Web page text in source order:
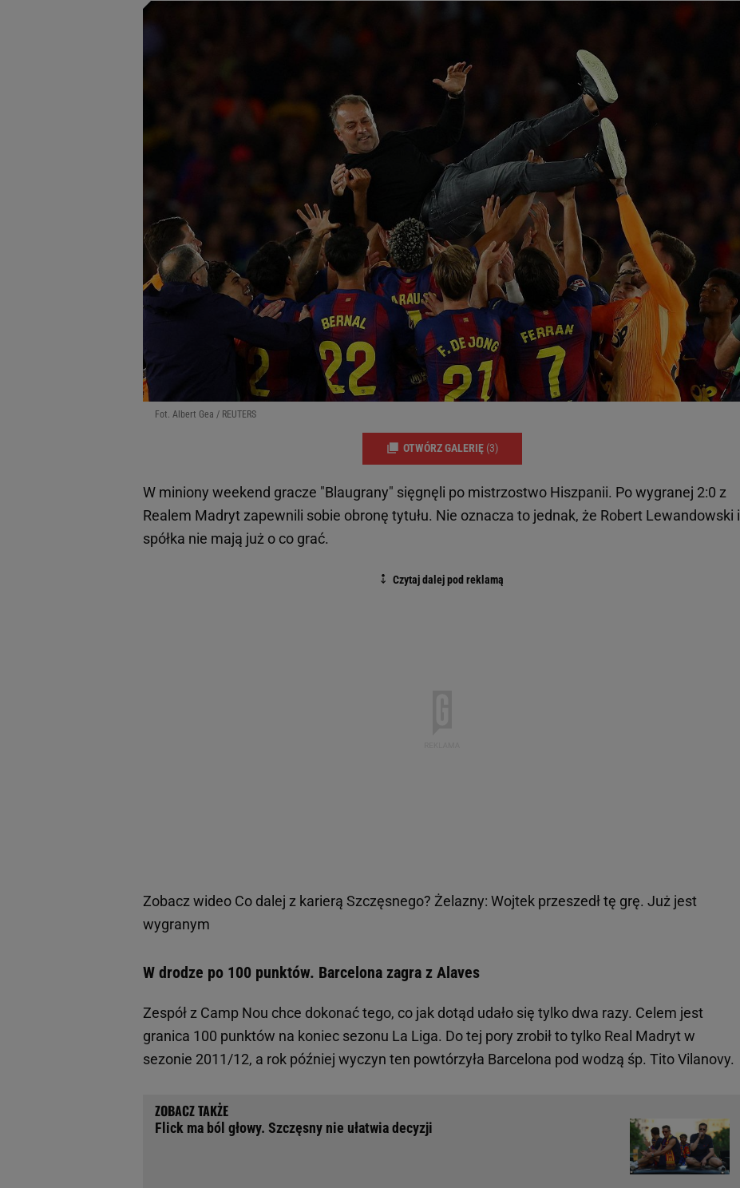
Fot. Albert Gea / REUTERS
OTWÓRZ GALERIĘ (3)
W miniony weekend gracze "Blaugrany" sięgnęli po mistrzostwo Hiszpanii. Po wygranej 2:0 z
Realem Madryt zapewnili sobie obronę tytułu. Nie oznacza to jednak, że Robert Lewandowski i
spółka nie mają już o co grać.
Zobacz wideo Co dalej z karierą Szczęsnego? Żelazny: Wojtek przeszedł tę grę. Już jest
wygranym
W drodze po 100 punktów. Barcelona zagra z Alaves
Zespół z Camp Nou chce dokonać tego, co jak dotąd udało się tylko dwa razy. Celem jest
granica 100 punktów na koniec sezonu La Liga. Do tej pory zrobił to tylko Real Madryt w
sezonie 2011/12, a rok później wyczyn ten powtórzyła Barcelona pod wodzą śp. Tito Vilanovy.
Flick ma ból głowy. Szczęsny nie ułatwia decyzji